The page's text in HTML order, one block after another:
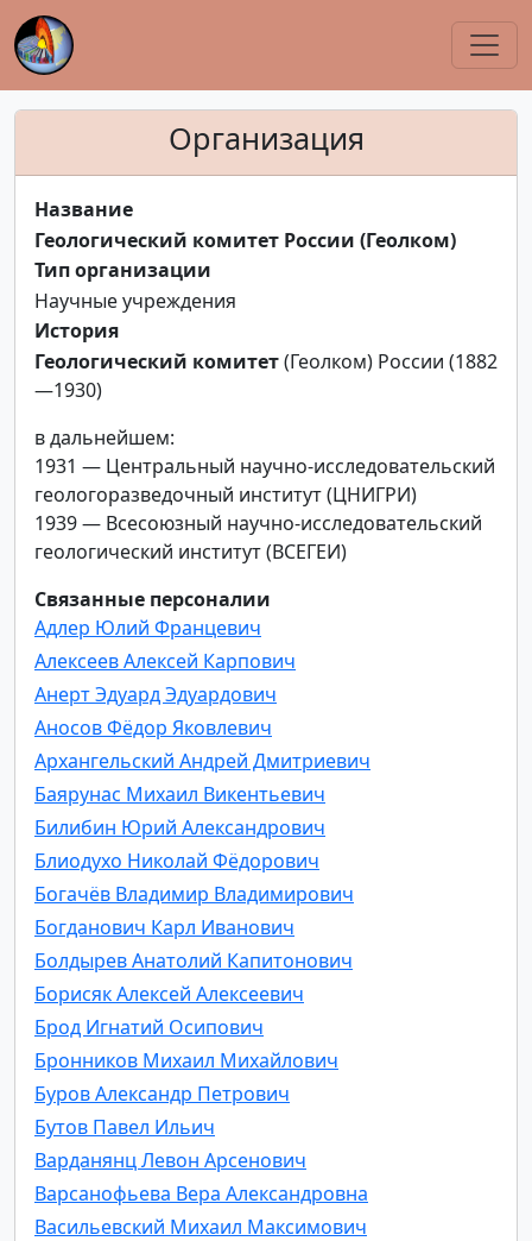
Организация
Название
Геологический комитет России (Геолком)
Тип организации
Научные учреждения
История
Геологический комитет(Геолком) России (1882
—1930)
в дальнейшем:
1931 — Центральный научно-исследовательский
геологоразведочный институт (ЦНИГРИ)
1939 — Всесоюзный научно-исследовательский
геологический институт (ВСЕГЕИ)
Связанные персоналии
Адлер Юлий Францевич
Алексеев Алексей Карпович
Анерт Эдуард Эдуардович
Аносов Фёдор Яковлевич
Архангельский Андрей Дмитриевич
Баярунас Михаил Викентьевич
Билибин Юрий Александрович
Блиодухо Николай Фёдорович
Богачёв Владимир Владимирович
Богданович Карл Иванович
Болдырев Анатолий Капитонович
Борисяк Алексей Алексеевич
Брод Игнатий Осипович
Бронников Михаил Михайлович
Буров Александр Петрович
Бутов Павел Ильич
Варданянц Левон Арсенович
Варсанофьева Вера Александровна
Васильевский Михаил Максимович